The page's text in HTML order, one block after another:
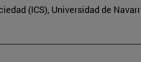
(ICS), Universidad de